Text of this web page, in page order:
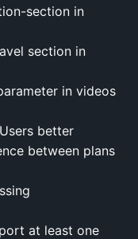
section in
section in
in videos
better
between plans
at least one